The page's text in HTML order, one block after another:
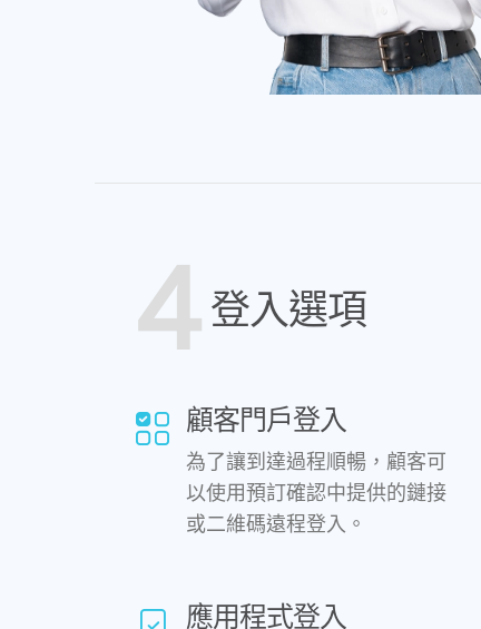
4 登入選項
顧客門戶登入
為了讓到達過程順暢，顧客可
以使用預訂確認中提供的鏈接
或二維碼遠程登入。
應用程式登入